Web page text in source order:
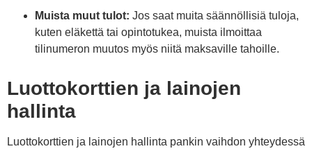
Muista muut tulot: Jos saat muita säännöllisiä tuloja,
kuten eläkettä tai opintotukea, muista ilmoittaa
tilinumeron muutos myös niitä maksaville tahoille.
Luottokorttien ja lainojen
hallinta
Luottokorttien ja lainojen hallinta pankin vaihdon yhteydessä